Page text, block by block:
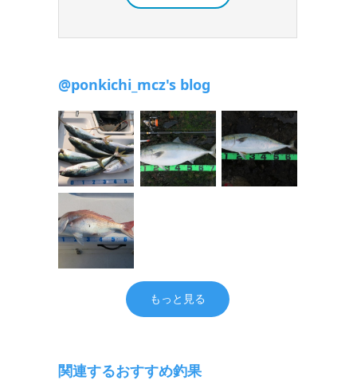
@ponkichi_mcz's blog
もっと見る
関連するおすすめ釣果